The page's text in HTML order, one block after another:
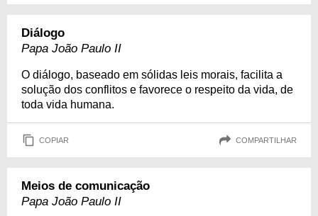
Diálogo
Papa João Paulo II
O diálogo, baseado em sólidas leis morais, facilita a
solução dos conflitos e favorece o respeito da vida, de
toda vida humana.
COPIAR COMPARTILHAR
Meios de comunicação
Papa João Paulo II